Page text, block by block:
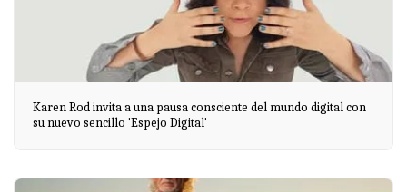
Karen Rod invita a una pausa consciente del mundo digital con
su nuevo sencillo 'Espejo Digital'